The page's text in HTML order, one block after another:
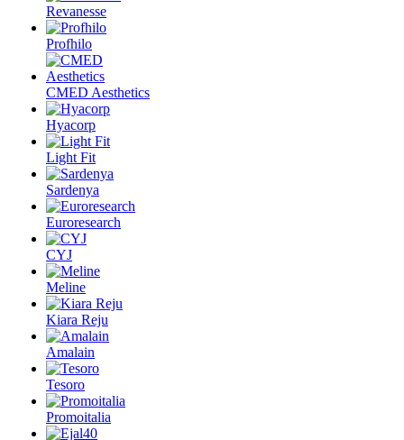
Revanesse
Profhilo
CMED Aesthetics
Hyacorp
Light Fit
Sardenya
Euroresearch
CYJ
Meline
Kiara Reju
Amalain
Tesoro
Promoitalia